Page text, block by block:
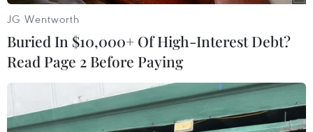
Tìm kiếm, cứu hộ tàu Khôi Nguyên 18: Đã có 48
người được cứu sống
Bộ Ngoại giao thông tin về cứu hộ, cứu nạn tàu
Khôi Nguyên 18 gặp nạn trên biển
JG Wentworth
Buried In $10,000+ Of High-Interest Debt?
Read Page 2 Before Paying